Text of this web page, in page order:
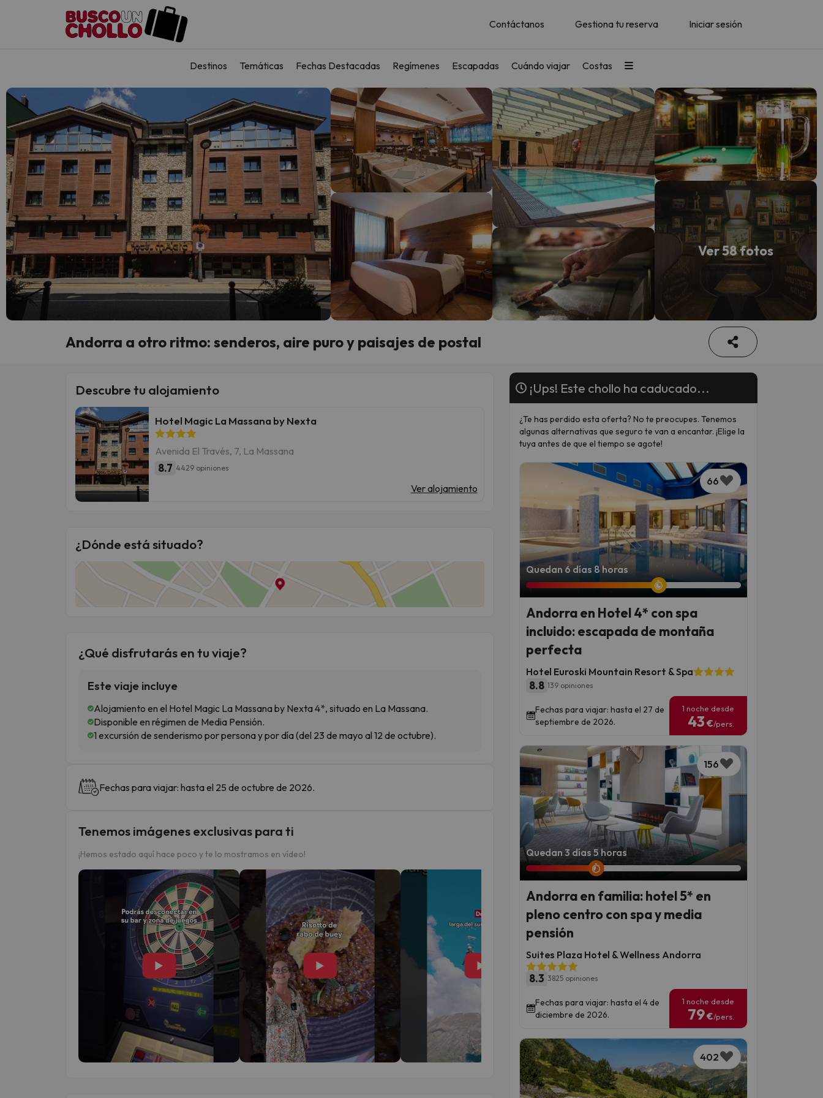
Contáctanos Gestiona tu reserva Iniciar sesión
Destinos Temáticas Fechas Destacadas Regímenes Escapadas Cuándo viajar Costas
Ver 58 fotos
Andorra a otro ritmo: senderos, aire puro y paisajes de postal
Descubre tu alojamiento
Hotel Magic La Massana by Nexta
Avenida El Través, 7, La Massana
8.7 4429 opiniones
Ver alojamiento
¿Dónde está situado?
¿Qué disfrutarás en tu viaje?
Este viaje incluye
Alojamiento en el Hotel Magic La Massana by Nexta 4*, situado en La Massana.
Disponible en régimen de Media Pensión.
1 excursión de senderismo por persona y por día (del 23 de mayo al 12 de octubre).
Fechas para viajar: hasta el 25 de octubre de 2026.
Tenemos imágenes exclusivas para ti
¡Hemos estado aquí hace poco y te lo mostramos en vídeo!
▶ ▶ ▶
¡Ups! Este chollo ha caducado...
¿Te has perdido esta oferta? No te preocupes. Tenemos
algunas alternativas que seguro te van a encantar. ¡Elige la
tuya antes de que el tiempo se agote!
66
Quedan 6 días 8 horas
Andorra en Hotel 4* con spa
incluido: escapada de montaña
perfecta
Hotel Euroski Mountain Resort & Spa
8.8 139 opiniones
Fechas para viajar: hasta el 27 de
septiembre de 2026.
1 noche desde
43 €/pers.
156
Quedan 3 días 5 horas
Andorra en familia: hotel 5* en
pleno centro con spa y media
pensión
Suites Plaza Hotel & Wellness Andorra
8.3 3825 opiniones
Fechas para viajar: hasta el 4 de
diciembre de 2026.
1 noche desde
79€/pers.
402